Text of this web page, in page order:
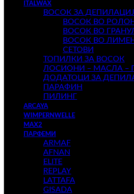
ITALWAX
ВОСОК ЗА
ВОСОК ВО
ВОСОК ВО
ВОСОК ВО
СЕТОВИ
ТОПИЛКИ ЗА ВОСОК
ЛОСИОНИ – МАСЛА –
ДОДАТОЦИ ЗА
ПАРАФИН
ПИЛИНГ
ARCAYA
WIMPERNWELLE
MAX2
ПАРФЕМИ
ARMAF
AFNAN
ELITE
REPLAY
LATTAFA
GISADA